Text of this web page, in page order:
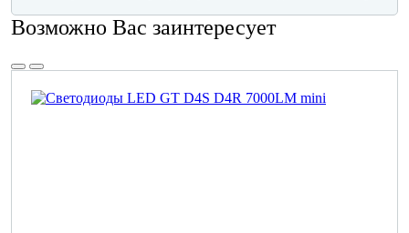
Возможно Вас заинтересует